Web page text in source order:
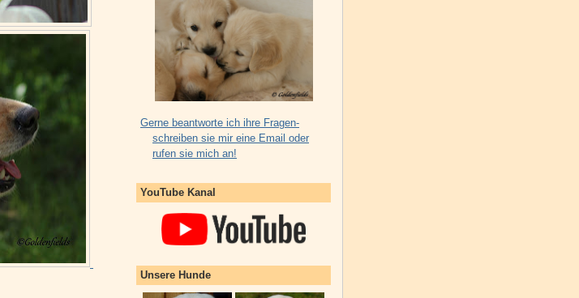
Gerne beantworte ich ihre Fragen-
schreiben sie mir eine Email oder
rufen sie mich an!
YouTube Kanal
Unsere Hunde